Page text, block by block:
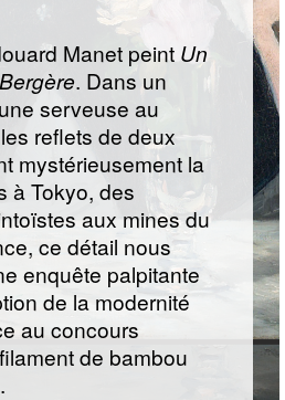
Manet peint Un
. Dans un
serveuse au
reflets de deux
mystérieusement la
à Tokyo, des
aux mines du
ce détail nous
enquête palpitante
de la modernité
au concours
de bambou